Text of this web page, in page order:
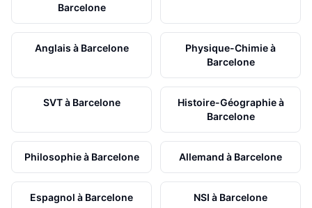
Barcelone
Anglais à Barcelone Physique-Chimieà
Barcelone
SVTà Barcelone Histoire-Géographieà
Barcelone
Philosophieà Barcelone Allemand à Barcelone
Espagnol à Barcelone NSI à Barcelone